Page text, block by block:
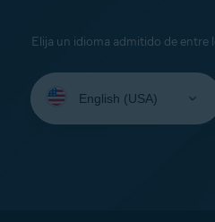
Elija un idioma admitido de entre
su